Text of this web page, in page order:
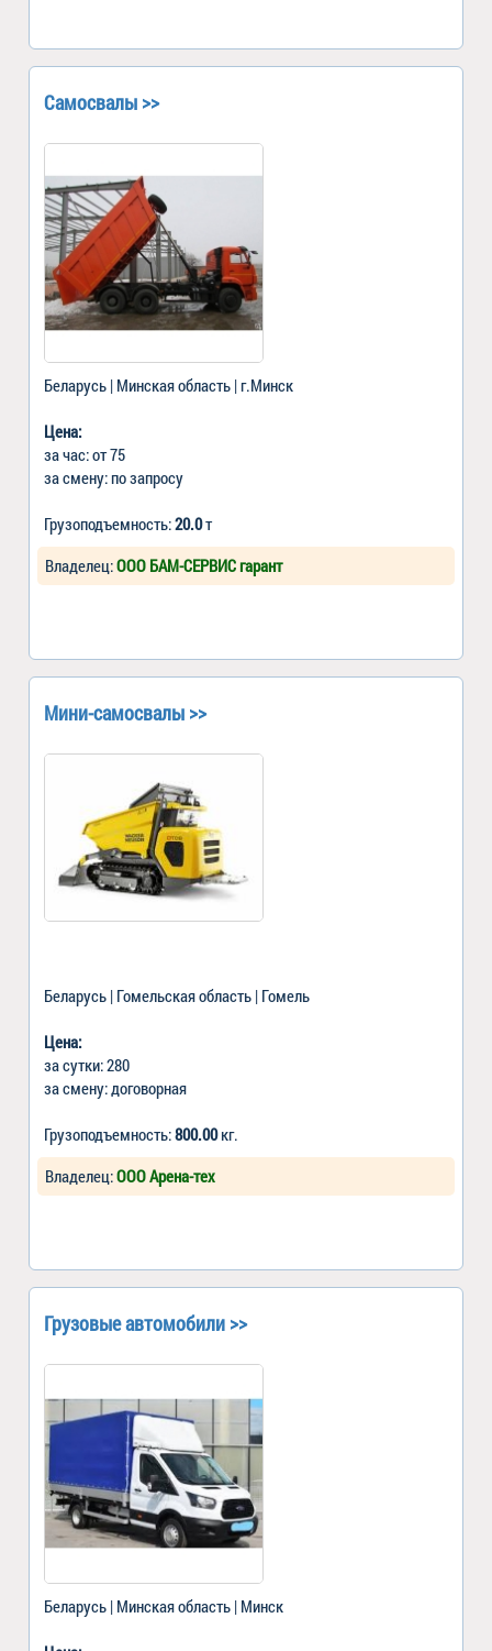
Самосвалы >>
Беларусь | Минская область | г.Минск
Цена:
за час: от 75
за смену: по запросу
Грузоподъемность:20.0т
Владелец:ООО БАМ-СЕРВИС гарант
Мини-самосвалы >>
Беларусь | Гомельская область | Гомель
Цена:
за сутки: 280
за смену: договорная
Грузоподъемность:800.00кг.
Владелец:ООО Арена-тех
Грузовые автомобили >>
Беларусь | Минская область | Минск